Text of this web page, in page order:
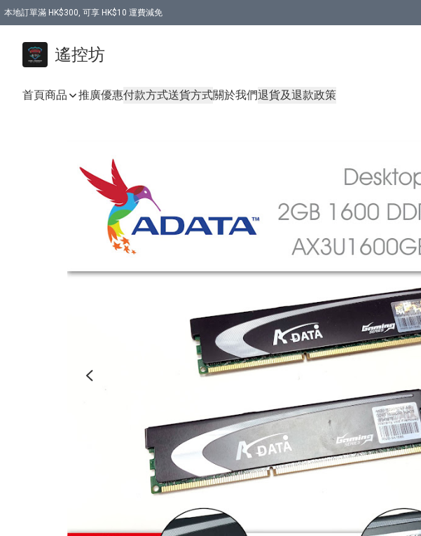
本地訂單滿 HK$300, 可享 HK$10 運費減免
遙控坊
首頁商品 推廣優惠付款方式送貨方式關於我們退貨及退款政策